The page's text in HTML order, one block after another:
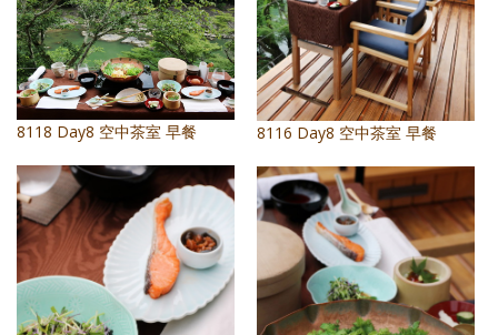
8116 Day8 空中茶室 早餐
8118 Day8 空中茶室 早餐